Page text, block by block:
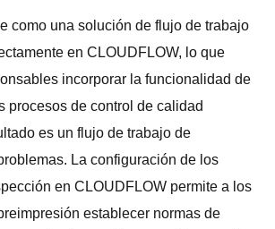
como una solución de flujo de trabajo
en CLOUDFLOW, lo que
incorporar la funcionalidad de
procesos de control de calidad
es un flujo de trabajo de
La configuración de los
en CLOUDFLOW permite a los
establecer normas de